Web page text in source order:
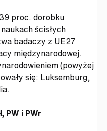
proc. dorobku
ścisłych
badaczy z UE27
międzynarodowej.
(powyżej
się: Luksemburg,
PW i PWr